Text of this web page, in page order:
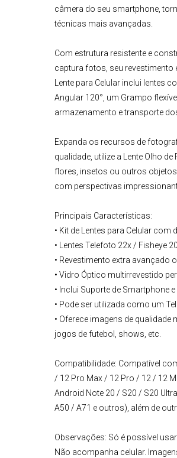
câmera do seu smartphone,
técnicas mais avançadas.
Com estrutura resistente e
captura fotos, seu revestimento
Lente para Celular inclui lentes
Angular 120°, um Grampo
armazenamento e transporte
Expanda os recursos de
qualidade, utilize a
Lente Olho de
flores, insetos ou outros
com perspectivas
Principais Características:
• Kit de Lentes para Celular
• Lentes Telefoto 22x / Fisheye
• Revestimento extra avançado
• Vidro Óptico multirrevestido
• Inclui Suporte de Smartphone
• Pode ser utilizada como um
• Oferece imagens de
jogos de futebol, shows, etc.
Compatibilidade: Compatível
/ 12 Pro Max / 12 Pro / 12 / 12
Android Note 20 / S20 / S20
A50 / A71 e outros), além de
Observações: Só é possível
Não acompanha celular.